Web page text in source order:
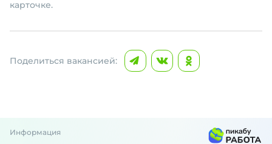
карточке.
Поделиться вакансией:
Информация